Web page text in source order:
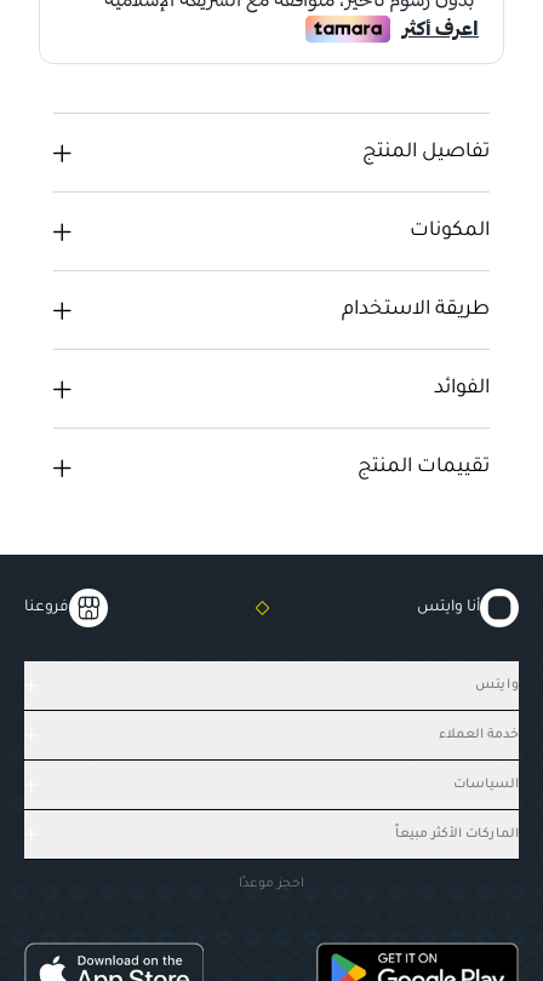
تفاصيل المنتج
المكونات
طريقة الاستخدام
الفوائد
تقييمات المنتج
أنا وايتس فروعنا
وايتس
خدمة العملاء
السياسات
الماركات الأكثر مبيعاً
احجز موعدًا